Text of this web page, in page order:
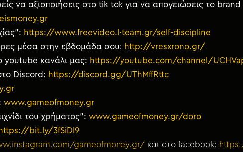
να αξιοποιήσεις στο tik tok για να απογειώσεις το
https://www.freevideo.l-team.gr/self-discipline
μέσα στην εβδομάδα σου: http://vresxrono.gr/
youtube κανάλι μας: https://youtube.com/channel/
Discord: https://discord.gg/UThMffRttc
www.gameofmoney.gr
του χρήματος”: www.gameofmoney.gr/doro
https://bit.ly/3fSiDl9
gameofmoney.gr/ και στο facebook: